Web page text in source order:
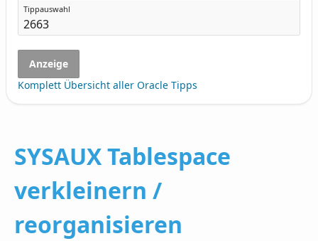
Tippauswahl
Anzeige
Komplett Übersicht aller Oracle Tipps
SYSAUX Tablespace
verkleinern /
reorganisieren